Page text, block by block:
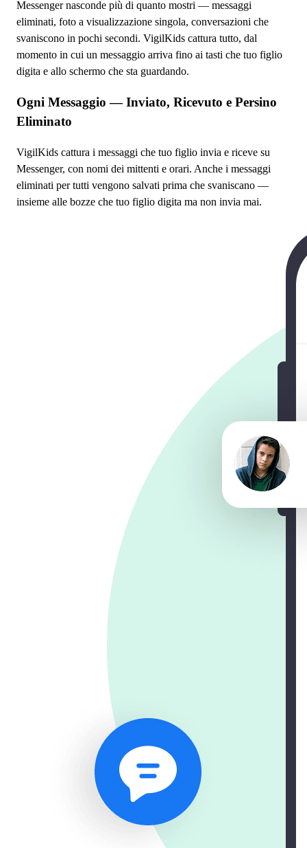
Messenger nasconde più di quanto mostri — messaggi
eliminati, foto a visualizzazione singola, conversazioni che
svaniscono in pochi secondi. VigilKids cattura tutto, dal
momento in cui un messaggio arriva fino ai tasti che tuo figlio
digita e allo schermo che sta guardando.
Ogni Messaggio — Inviato, Ricevuto e Persino
Eliminato
VigilKids cattura i messaggi che tuo figlio invia e riceve su
Messenger, con nomi dei mittenti e orari. Anche i messaggi
eliminati per tutti vengono salvati prima che svaniscano —
insieme alle bozze che tuo figlio digita ma non invia mai.